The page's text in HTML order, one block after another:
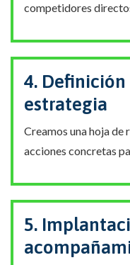
competidores
4.
estrategia
Creamos una hoja de
acciones concretas
5.